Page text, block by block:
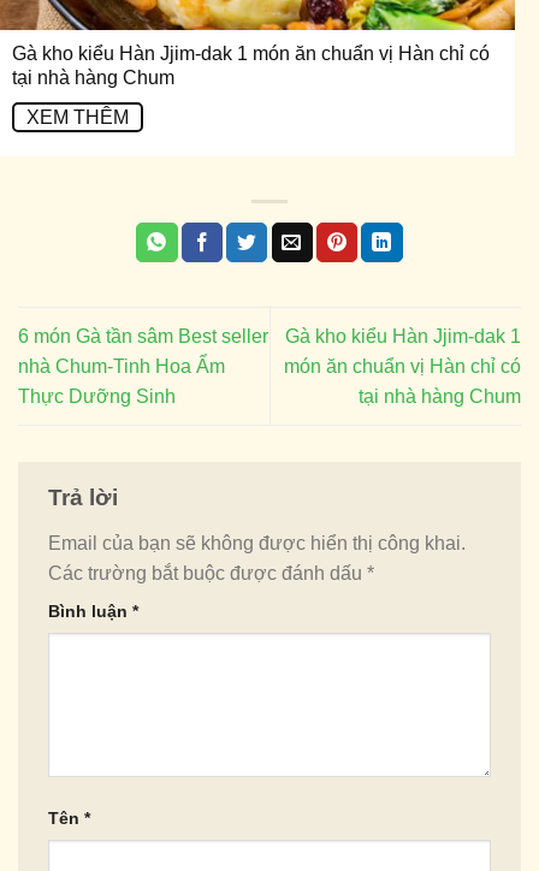
Gà kho kiểu Hàn Jjim-dak 1 món ăn chuẩn vị Hàn chỉ có
tại nhà hàng Chum
XEM THÊM
6 món Gà tần sâm Best seller
nhà Chum-Tinh Hoa Ẩm
Thực Dưỡng Sinh
Gà kho kiểu Hàn Jjim-dak 1
món ăn chuẩn vị Hàn chỉ có
tại nhà hàng Chum
Trả lời
Email của bạn sẽ không được hiển thị công khai.
Các trường bắt buộc được đánh dấu *
Bình luận *
Tên *